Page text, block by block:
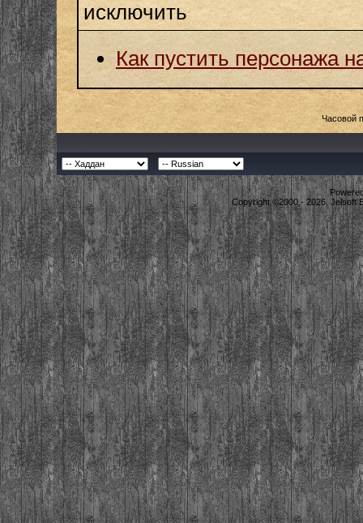
исключить
Как пустить персонажа
Часовой
Copyright ©2000 - 2026, Jelsoft